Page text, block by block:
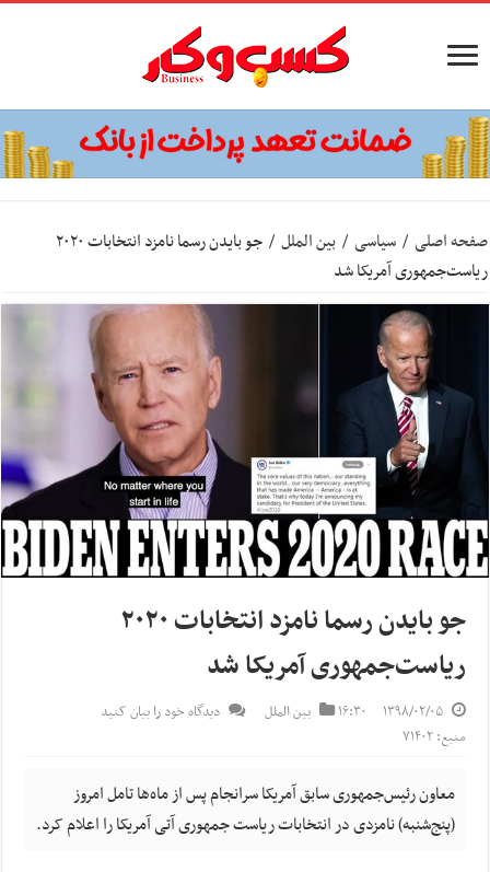
صفحه اصلی / سیاسی / بین الملل /
جو بایدن رسما نامزد انتخابات ۲۰۲۰
ریاست‌جمهوری آمریکا شد
جو بایدن رسما نامزد انتخابات ۲۰۲۰
ریاست‌جمهوری آمریکا شد
۱۳۹۸/۰۲/۰۵ ۱۶:۳۰ بین الملل
دیدگاه خود را بیان کنید
منبع: ۷۱۴۰۲
معاون رئیس‌جمهوری سابق آمریکا سرانجام پس از ماه‌ها تامل امروز
(پنج‌شنبه) نامزدی در انتخابات ریاست جمهوری آتی آمریکا را اعلام کرد.